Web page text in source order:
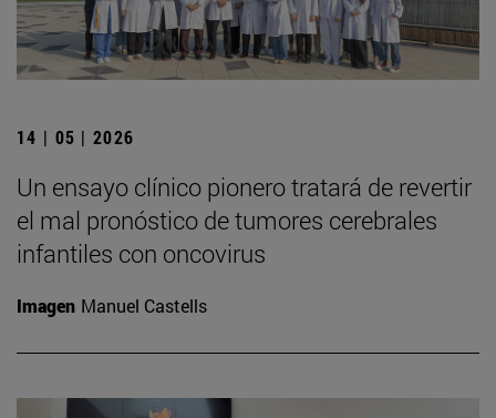
14 | 05 | 2026
Un ensayo clínico pionero tratará de revertir
el mal pronóstico de tumores cerebrales
infantiles con oncovirus
Imagen Manuel Castells